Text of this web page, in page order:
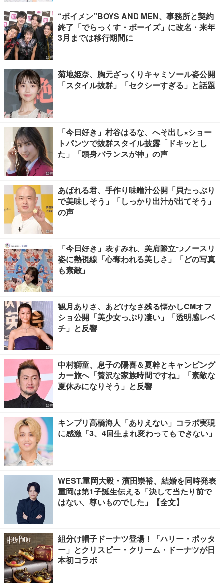
“ボイメン”BOYS AND MEN、事務所と契約
終了「でらっくす・ボーイズ」に改名・来年
3月までは移行期間に
菊地姫奈、胸元ざっくりキャミソール姿公開
「スタイル抜群」「セクシーすぎる」と話題
「今日好き」村谷はるな、へそ出し×ショー
トパンツで抜群スタイル披露「ドキッとし
た」「頭身バランスが神」の声
あばれる君、手作り味噌汁公開「貝たっぷり
で美味しそう」「しっかり出汁が出てそう」
の声
「今日好き」表すみれ、美肩際立つノースリ
姿に熱視線「心奪われる美しさ」「どの写真
も素敵」
観月ありさ、あどけなさ残る懐かしCMオフ
ショ公開「美少女っぷり凄い」「透明感レベ
チ」と反響
中村獅童、息子の陽喜＆夏幹とキャンピング
カー旅へ「贅沢な家族時間ですね」「素敵な
夏休みになりそう」と反響
キンプリ高橋海人「ありえない」コラボ実現
に感激「3、4回生まれ変わってもできない」
WEST.重岡大毅・濱田崇裕、結婚を同時発表
重岡は第1子誕生伝える「決して当たり前で
はない、尊いものでした」【全文】
組分け帽子ドーナツ登場！「ハリー・ポッタ
ー」とクリスピー・クリーム・ドーナツが日
本初コラボ